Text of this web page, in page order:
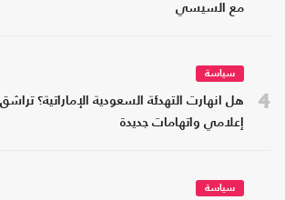
مع السيسي
4
سياسة
هل انهارت التهدئة السعودية الإماراتية؟ تراشق
إعلامي واتهامات جديدة
سياسة